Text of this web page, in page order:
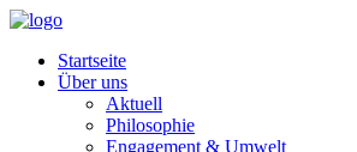
Startseite
Über uns
Aktuell
Philosophie
Engagement & Umwelt